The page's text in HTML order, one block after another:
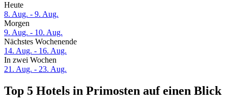
Heute
8. Aug. - 9. Aug.
Morgen
9. Aug. - 10. Aug.
Nächstes Wochenende
14. Aug. - 16. Aug.
In zwei Wochen
21. Aug. - 23. Aug.
Top 5 Hotels in Primosten auf einen Blick